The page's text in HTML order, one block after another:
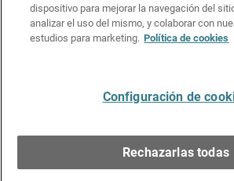
Política de privacidad
Kit de medios y marca
dispositivo para mejorar la navegación del
analizar el uso del mismo, y colaborar con
estudios para marketing. Política de cookies
Configuración de
Rechazarlas todas